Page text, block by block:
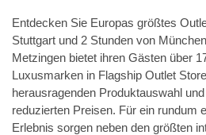
Entdecken Sie Europas größtes
Stuttgart und 2 Stunden von
Metzingen bietet ihren Gästen über
Luxusmarken in Flagship Outlet
herausragenden Produktauswahl
reduzierten Preisen. Für ein rundum
Erlebnis sorgen neben den größten